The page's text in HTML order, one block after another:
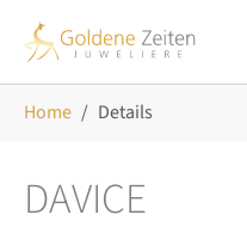
Home Details
DAVICE